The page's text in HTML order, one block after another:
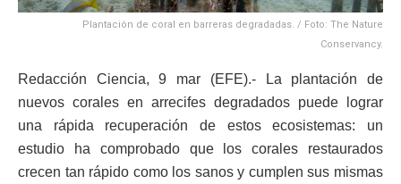
Plantación de coral en barreras degradadas. / Foto: The Nature
Conservancy.
Redacción Ciencia, 9 mar (EFE).- La plantación de
nuevos corales en arrecifes degradados puede lograr
una rápida recuperación de estos ecosistemas: un
estudio ha comprobado que los corales restaurados
crecen tan rápido como los sanos y cumplen sus mismas